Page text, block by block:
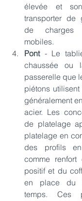
élevée et
transporter de
de charges
mobiles.
Pont - Le
chaussée ou
passerelle que
piétons
généralement
acier. Les
de platelage
platelage en
des profils
comme renfort
positif et du
en place du
temps. Ces